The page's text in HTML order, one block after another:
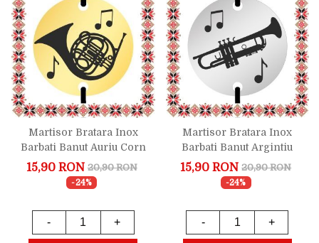
Martisor Bratara Inox
Barbati Banut Auriu Corn
Francez
15,90 RON 20,90 RON
-24%
- +
Martisor Bratara Inox
Barbati Banut Argintiu
Trompeta
15,90 RON 20,90 RON
-24%
- +